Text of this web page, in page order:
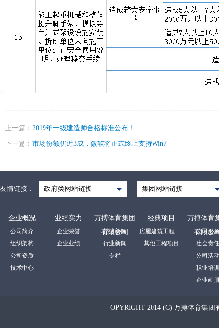
上一篇： 2019年一级建造师合格标准公布！
下一篇： 市场份额仍近3成，微软将正式终止支持Win7
友情链接： 政府类网站链接 集团网站链接
企业概况
公司简介
组织架构
公司资质
技术中心
业绩实力
企业荣誉
企业业绩
万搏体育集团
有限公司
裕达新闻
行业新闻
专栏
经典项目
房屋建筑工程项目
其他工程项目
万搏体育
有限公
公司形象
社会责任
公司活动
职业培训
企业画册
OPYRIGHT 2014 (C) 万搏体育集团